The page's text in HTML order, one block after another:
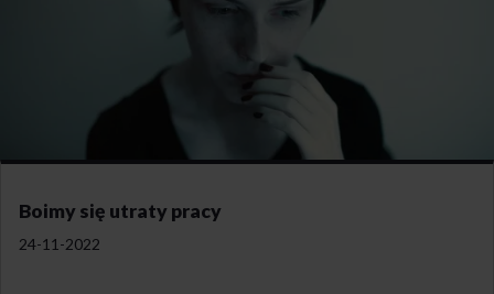
Boimy się utraty pracy
24-11-2022